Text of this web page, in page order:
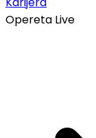
Opereta Live